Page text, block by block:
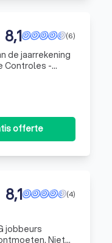
(6)
8,1
offerte
(4)
8,1
Niet